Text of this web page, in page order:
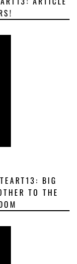
BIG
TO THE